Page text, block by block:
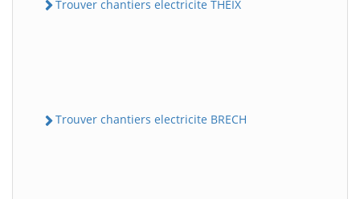
Trouver chantiers electricite THEIX
Trouver chantiers electricite BRECH